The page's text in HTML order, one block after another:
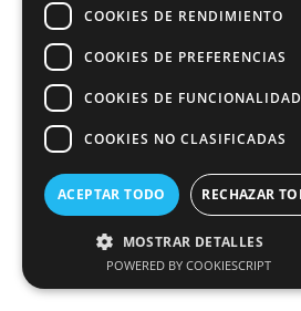
Aviso legal y
Diseño y
COOKIES DE RENDIMIENTO
COOKIES DE PREFERENCIAS
COOKIES DE FUNCIONALIDAD
COOKIES NO CLASIFICADAS
ACEPTAR TODO RECHAZAR
MOSTRAR DETALLES
POWERED BY COOKIESCRIPT